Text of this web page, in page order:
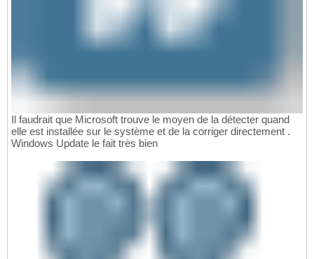
Il faudrait que Microsoft trouve le moyen de la détecter quand
elle est installée sur le système et de la corriger directement .
Windows Update le fait très bien